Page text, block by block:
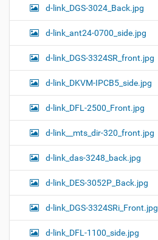
d-link_DGS-3024_Back.jpg
d-link_ant24-0700_side.jpg
d-link_DGS-3324SR_front.jpg
d-link_DKVM-IPCB5_side.jpg
d-link_DFL-2500_Front.jpg
d-link__mts_dir-320_front.jpg
d-link_das-3248_back.jpg
d-link_DES-3052P_Back.jpg
d-link_DGS-3324SRi_Front.jpg
d-link_DFL-1100_side.jpg